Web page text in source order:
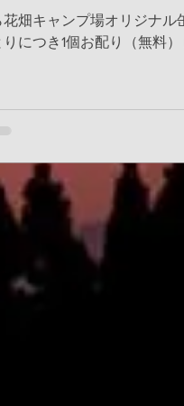
畑キャンプ場オリジナル
につき1個お配り（無料）